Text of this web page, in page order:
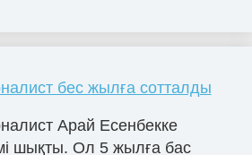
бес жылға сотталды
Арай Есенбекке
шықты. Ол 5 жылға бас